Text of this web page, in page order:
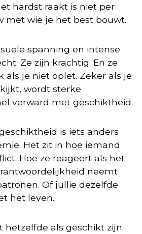
hardst raakt is niet per
met wie je het best bouwt.
spanning en intense
Ze zijn krachtig. En ze
als je niet oplet. Zeker als je
wordt sterke
verward met geschiktheid.
is iets anders
Het zit in hoe iemand
Hoe ze reageert als het
neemt
Of jullie dezelfde
het leven.
hetzelfde als geschikt zijn.